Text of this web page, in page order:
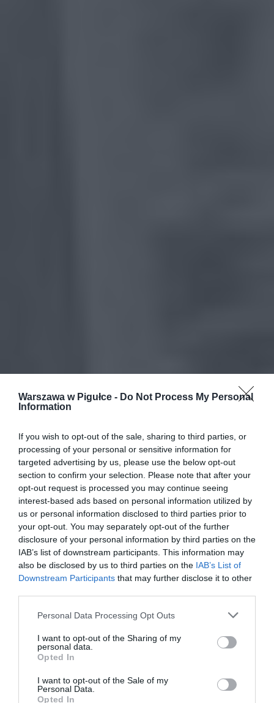
Warszawa w Pigułce - Do Not Process My Personal
Information
If you wish to opt-out of the sale, sharing to third parties, or
processing of your personal or sensitive information for
targeted advertising by us, please use the below opt-out
section to confirm your selection. Please note that after your
opt-out request is processed you may continue seeing
interest-based ads based on personal information utilized by
us or personal information disclosed to third parties prior to
your opt-out. You may separately opt-out of the further
disclosure of your personal information by third parties on the
IAB’s list of downstream participants. This information may
also be disclosed by us to third parties on the IAB’s List of
Downstream Participants that may further disclose it to other
Personal Data Processing Opt Outs
I want to opt-out of the Sharing of my
personal data.
Opted In
I want to opt-out of the Sale of my
Personal Data.
Opted In